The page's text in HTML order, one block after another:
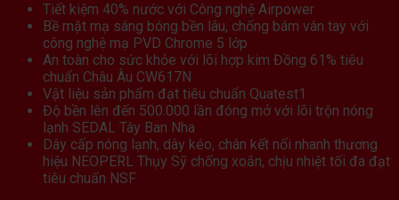
Tiết kiệm 40% nước với Công nghệ Airpower
Bề mặt mạ sáng bóng bền lâu, chống bám vân tay với
công nghệ mạ PVD Chrome 5 lớp
An toàn cho sức khỏe với lõi hợp kim Đồng 61% tiêu
chuẩn Châu Âu CW617N
Vật liệu sản phẩm đạt tiêu chuẩn Quatest1
Độ bền lên đến 500.000 lần đóng mở với lõi trộn nóng
lạnh SEDAL Tây Ban Nha
Dây cấp nóng lạnh, dây kéo, chân kết nối nhanh thương
hiệu NEOPERL Thụy Sỹ chống xoắn, chịu nhiệt tối đa đạt
tiêu chuẩn NSF